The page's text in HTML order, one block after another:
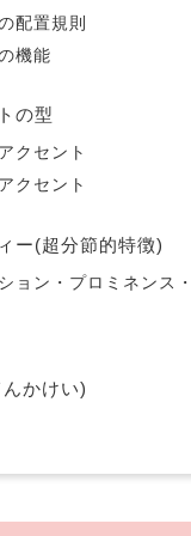
配置規則
機能
の型
クセント
クセント
ー(超分節的特徴)
ョン・プロミネンス
かけい)